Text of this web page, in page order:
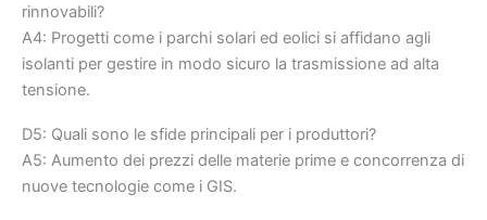
rinnovabili?
A4: Progetti come i parchi solari ed eolici si affidano agli
isolanti per gestire in modo sicuro la trasmissione ad alta
tensione.
D5: Quali sono le sfide principali per i produttori?
A5: Aumento dei prezzi delle materie prime e concorrenza di
nuove tecnologie come i GIS.